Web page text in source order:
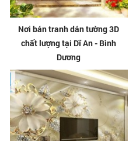
Nơi bán tranh dán tường 3D
chất lượng tại Dĩ An - Bình
Dương